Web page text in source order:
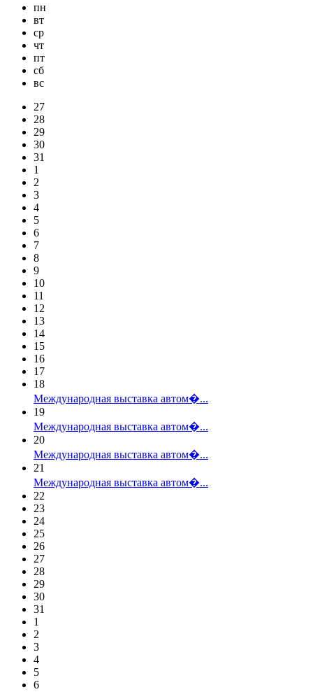
пн
вт
ср
чт
пт
сб
вс
27
28
29
30
31
1
2
3
4
5
6
7
8
9
10
11
12
13
14
15
16
17
18
Международная выставка автом�...
19
Международная выставка автом�...
20
Международная выставка автом�...
21
Международная выставка автом�...
22
23
24
25
26
27
28
29
30
31
1
2
3
4
5
6